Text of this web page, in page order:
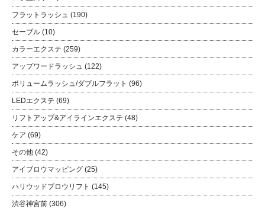
フラットラッシュ (190)
セーブル (10)
カラーエクステ (259)
アップワードラッシュ (122)
ボリュームラッシュ/ダブルフラット (96)
LEDエクステ (69)
リフトアップ&アイラインエクステ (48)
ケア (69)
その他 (42)
アイブロウマッピング (25)
ハリウッドブロウリフト (145)
渋谷神宮前 (306)